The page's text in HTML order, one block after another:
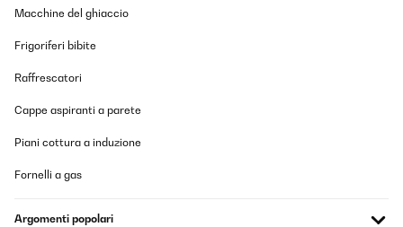
Macchine del ghiaccio
Frigoriferi bibite
Raffrescatori
Cappe aspiranti a parete
Piani cottura a induzione
Fornelli a gas
Argomenti popolari